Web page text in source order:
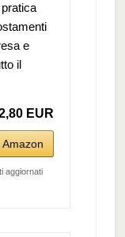
e
il
EUR
Amazon
aggiornati